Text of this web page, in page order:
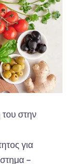
στην
για
–